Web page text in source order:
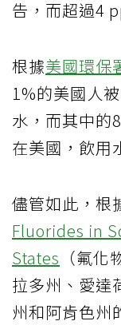
告，而超過4
根據美國環保
1%的美國人
水，而其中的
在美國，飲用
儘管如此，根
Fluorides in
States （氟
拉多州、愛達
州和阿肯色州